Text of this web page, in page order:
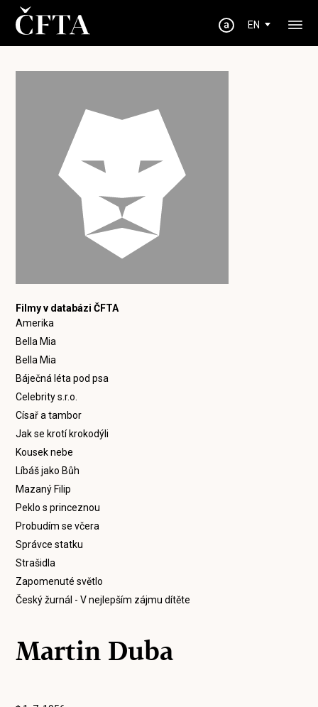
EN
Filmy v databázi ČFTA
Amerika
Bella Mia
Bella Mia
Báječná léta pod psa
Celebrity s.r.o.
Císař a tambor
Jak se krotí krokodýli
Kousek nebe
Líbáš jako Bůh
Mazaný Filip
Peklo s princeznou
Probudím se včera
Správce statku
Strašidla
Zapomenuté světlo
Český žurnál - V nejlepším zájmu dítěte
Martin Duba